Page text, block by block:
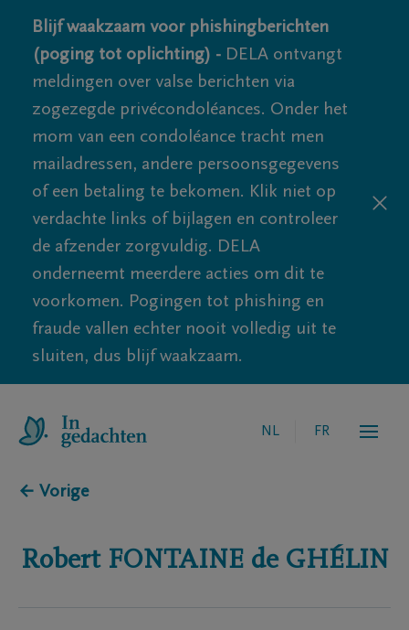
Blijf waakzaam voor phishingberichten
(poging tot oplichting) - DELA ontvangt
meldingen over valse berichten via
zogezegde privécondoléances. Onder het
mom van een condoléance tracht men
mailadressen, andere persoonsgegevens
of een betaling te bekomen. Klik niet op
verdachte links of bijlagen en controleer
de afzender zorgvuldig. DELA
onderneemt meerdere acties om dit te
voorkomen. Pogingen tot phishing en
fraude vallen echter nooit volledig uit te
sluiten, dus blijf waakzaam.
NL FR
← Vorige
Robert FONTAINE de GHÉLIN